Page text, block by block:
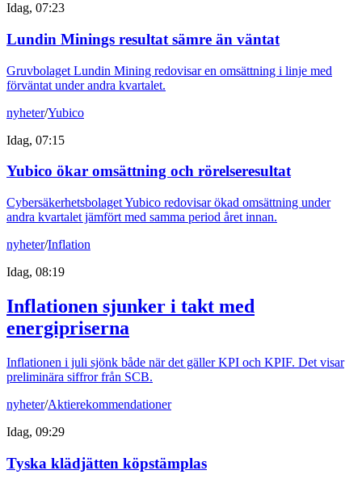
Idag, 07:23
Lundin Minings resultat sämre än väntat
Gruvbolaget Lundin Mining redovisar en omsättning i linje med
förväntat under andra kvartalet.
nyheter/Yubico
Idag, 07:15
Yubico ökar omsättning och rörelseresultat
Cybersäkerhetsbolaget Yubico redovisar ökad omsättning under
andra kvartalet jämfört med samma period året innan.
nyheter/Inflation
Idag, 08:19
Inflationen sjunker i takt med
energipriserna
Inflationen i juli sjönk både när det gäller KPI och KPIF. Det visar
preliminära siffror från SCB.
nyheter/Aktierekommendationer
Idag, 09:29
Tyska klädjätten köpstämplas